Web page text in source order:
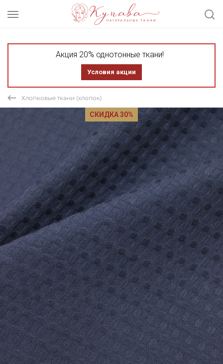
Акция 20% однотонные ткани!
Условия акции
Хлопковые ткани (хлопок)
СКИДКА 30%